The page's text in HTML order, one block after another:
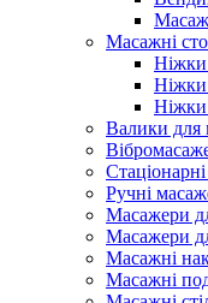
Масажні
Ніжки
Ніжки
Ніжки
Валики для
Ручні
Масажери
Масажери
Масажні
Масажні